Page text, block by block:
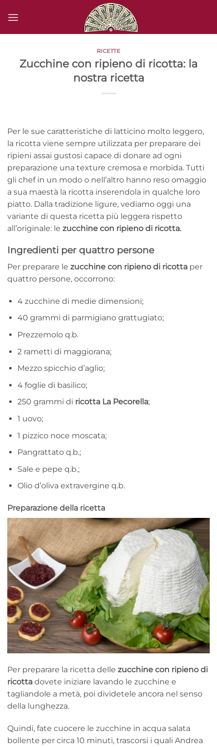
RICETTE
Zucchine con ripieno di ricotta: la
nostra ricetta
Per le sue caratteristiche di latticino molto leggero,
la ricotta viene sempre utilizzata per preparare dei
ripieni assai gustosi capace di donare ad ogni
preparazione una texture cremosa e morbida. Tutti
gli chef in un modo o nell’altro hanno reso omaggio
a sua maestà la ricotta inserendola in qualche loro
piatto. Dalla tradizione ligure, vediamo oggi una
variante di questa ricetta più leggera rispetto
all’originale: le zucchine con ripieno di ricotta.
Ingredienti per quattro persone
Per preparare le zucchine con ripieno di ricotta per
quattro persone, occorrono:
4 zucchine di medie dimensioni;
40 grammi di parmigiano grattugiato;
Prezzemolo q.b.
2 rametti di maggiorana;
Mezzo spicchio d’aglio;
4 foglie di basilico;
250 grammi di ricotta La Pecorella;
1 uovo;
1 pizzico noce moscata;
Pangrattato q.b.;
Sale e pepe q.b.;
Olio d’oliva extravergine q.b.
Preparazione della ricetta
Per preparare la ricetta delle zucchine con ripieno di
ricotta dovete iniziare lavando le zucchine e
tagliandole a metà, poi dividetele ancora nel senso
della lunghezza.
Quindi, fate cuocere le zucchine in acqua salata
bollente per circa 10 minuti, trascorsi i quali Andrea